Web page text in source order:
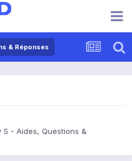
& Réponses
S - Aides, Questions &